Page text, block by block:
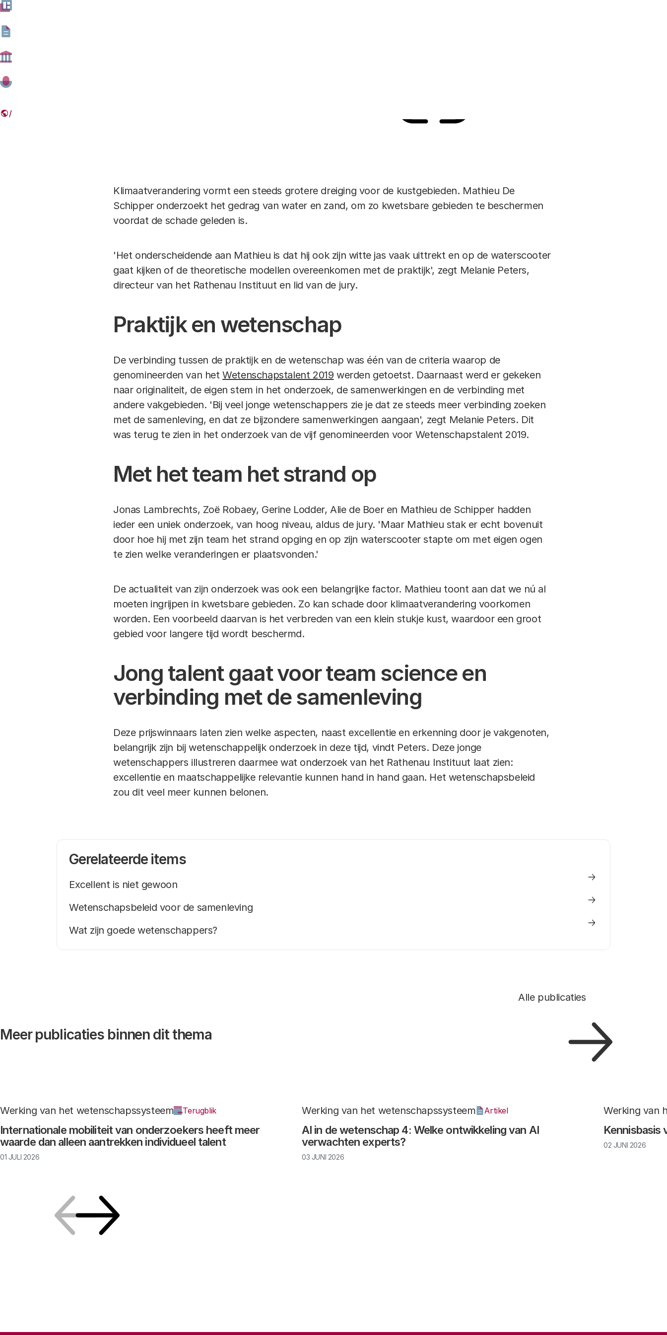
Klimaatverandering vormt een steeds grotere dreiging voor de kustgebieden. Mathieu De
Schipper onderzoekt het gedrag van water en zand, om zo kwetsbare gebieden te beschermen
voordat de schade geleden is.
'Het onderscheidende aan Mathieu is dat hij ook zijn witte jas vaak uittrekt en op de waterscooter
gaat kijken of de theoretische modellen overeenkomen met de praktijk', zegt Melanie Peters,
directeur van het Rathenau Instituut en lid van de jury.
Praktijk en wetenschap
De verbinding tussen de praktijk en de wetenschap was één van de criteria waarop de
genomineerden van hetWetenschapstalent 2019 werden getoetst. Daarnaast werd er gekeken
naar originaliteit, de eigen stem in het onderzoek, de samenwerkingen en de verbinding met
andere vakgebieden. 'Bij veel jonge wetenschappers zie je dat ze steeds meer verbinding zoeken
met de samenleving, en dat ze bijzondere samenwerkingen aangaan', zegt Melanie Peters. Dit
was terug te zien in het onderzoek van de vijf genomineerden voor Wetenschapstalent 2019.
Met het team het strand op
Jonas Lambrechts, Zoë Robaey, Gerine Lodder, Alie de Boer en Mathieu de Schipper hadden
ieder een uniek onderzoek, van hoog niveau, aldus de jury. 'Maar Mathieu stak er echt bovenuit
door hoe hij met zijn team het strand opging en op zijn waterscooter stapte om met eigen ogen
te zien welke veranderingen er plaatsvonden.'
De actualiteit van zijn onderzoek was ook een belangrijke factor. Mathieu toont aan dat we nú al
moeten ingrijpen in kwetsbare gebieden. Zo kan schade door klimaatverandering voorkomen
worden. Een voorbeeld daarvan is het verbreden van een klein stukje kust, waardoor een groot
gebied voor langere tijd wordt beschermd.
Jong talent gaat voor team science en
verbinding met de samenleving
Deze prijswinnaars laten zien welke aspecten, naast excellentie en erkenning door je vakgenoten,
belangrijk zijn bij wetenschappelijk onderzoek in deze tijd, vindt Peters. Deze jonge
wetenschappers illustreren daarmee wat onderzoek van het Rathenau Instituut laat zien:
excellentie en maatschappelijke relevantie kunnen hand in hand gaan. Het wetenschapsbeleid
zou dit veel meer kunnen belonen.
Gerelateerde items
Excellent is niet gewoon
Wetenschapsbeleid voor de samenleving
Wat zijn goede wetenschappers?
Meer publicaties binnen dit thema
Alle publicaties
Internationale mobiliteit van onderzoekers heeft meer
waarde dan alleen aantrekken individueel talent
Werking van het wetenschapssysteem Terugblik
01 JULI 2026
AI in de wetenschap 4: Welke ontwikkeling van AI
verwachten experts?
Werking van het wetenschapssysteem Artikel
03 JUNI 2026
Kennisbasis
Werking van
02 JUNI 2026